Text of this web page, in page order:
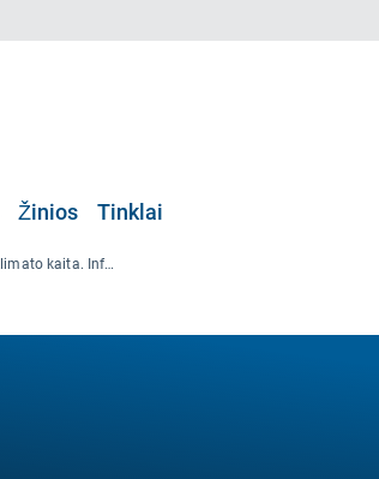
Žinios Tinklai
Psichikos sveikata ir klimato kaita. Informacinis pranešimas apie politiką